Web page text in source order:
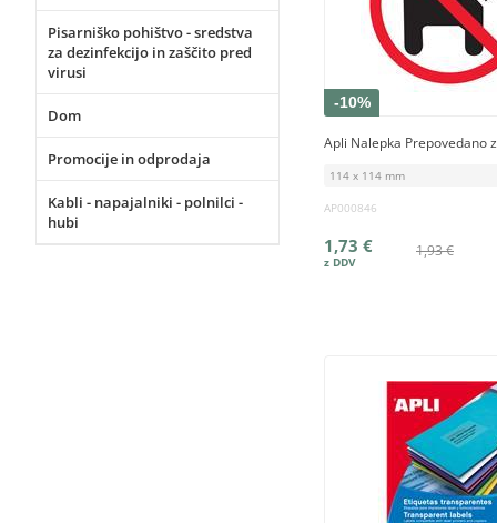
Pisarniško pohištvo - sredstva
za dezinfekcijo in zaščito pred
virusi
Dom
Promocije in odprodaja
Kabli - napajalniki - polnilci -
hubi
-10%
Apli Nalepka Prepovedano
114 x 114 mm
AP000846
1,93 €
1,73 €